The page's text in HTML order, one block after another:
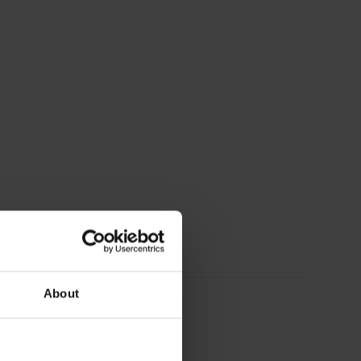
About